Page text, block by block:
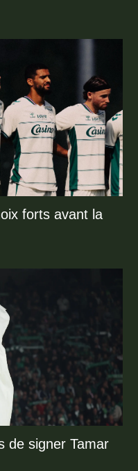
forts avant la
de signer Tamar